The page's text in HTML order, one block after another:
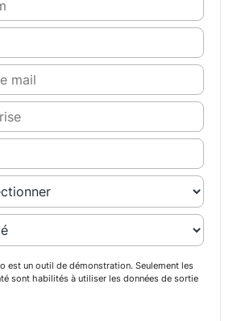
est un outil de démonstration. Seulement les
sont habilités à utiliser les données de sortie